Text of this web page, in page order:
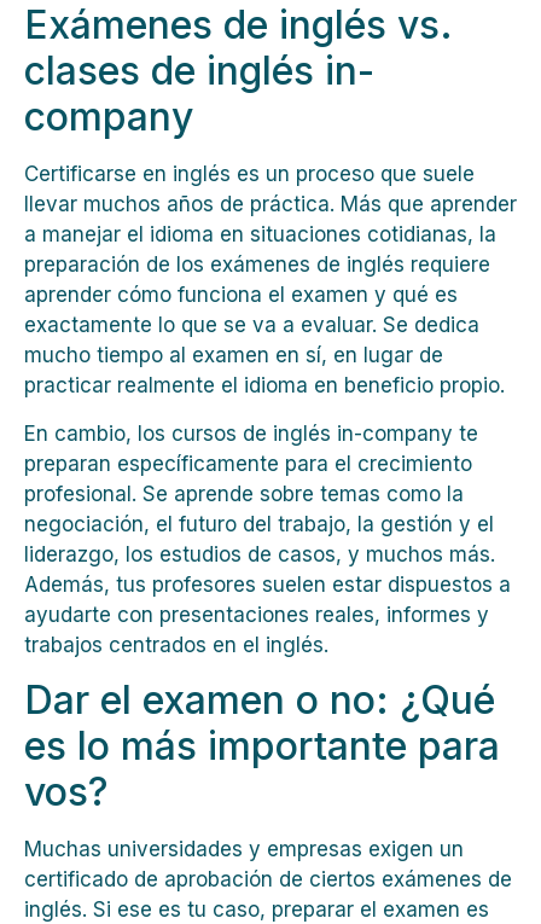
Exámenes de inglés vs.
clases de inglés in-
company
Certificarse en inglés es un proceso que suele
llevar muchos años de práctica. Más que aprender
a manejar el idioma en situaciones cotidianas, la
preparación de los exámenes de inglés requiere
aprender cómo funciona el examen y qué es
exactamente lo que se va a evaluar. Se dedica
mucho tiempo al examen en sí, en lugar de
practicar realmente el idioma en beneficio propio.
En cambio, los cursos de inglés in-company te
preparan específicamente para el crecimiento
profesional. Se aprende sobre temas como la
negociación, el futuro del trabajo, la gestión y el
liderazgo, los estudios de casos, y muchos más.
Además, tus profesores suelen estar dispuestos a
ayudarte con presentaciones reales, informes y
trabajos centrados en el inglés.
Dar el examen o no: ¿Qué
es lo más importante para
vos?
Muchas universidades y empresas exigen un
certificado de aprobación de ciertos exámenes de
inglés. Si ese es tu caso, preparar el examen es